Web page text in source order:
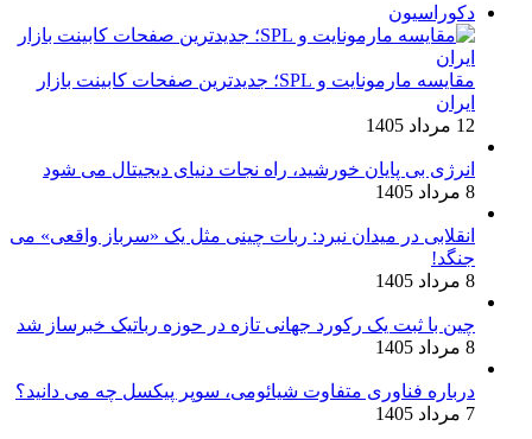
دکوراسیون
مقایسه مارمونایت و SPL؛ جدیدترین صفحات کابینت بازار
ایران
12 مرداد 1405
انرژی بی‌ پایان خورشید، راه نجات دنیای دیجیتال می شود
8 مرداد 1405
انقلابی در میدان نبرد: ربات چینی مثل یک «سرباز واقعی» می‌
جنگد!
8 مرداد 1405
چین با ثبت یک رکورد جهانی تازه در حوزه رباتیک خبرساز شد
8 مرداد 1405
درباره فناوری متفاوت شیائومی، سوپر پیکسل چه می دانید؟
7 مرداد 1405